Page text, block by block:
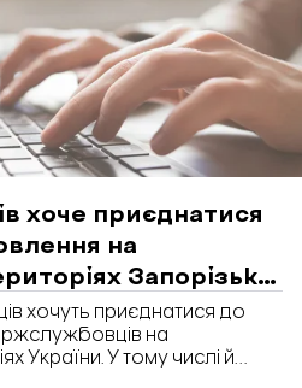
хоче приєднатися
на
Запорізької
хочуть приєднатися до
на
України. У тому числі й